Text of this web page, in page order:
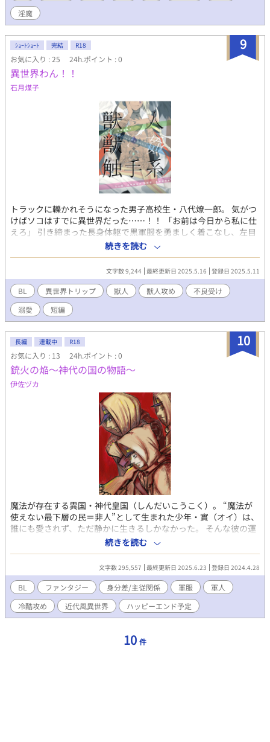
淫魔
9
ｼｮｰﾄｼｮｰﾄ 完結 R18
お気に入り : 25 24h.ポイント : 0
異世界わん！！
石月煤子
トラックに轢かれそうになった男子高校生・八代燎一郎。 気がつ
けばソコはすでに異世界だった……！！ 「お前は今日から私に仕
えろ」 引き締まった長身体躯で黒軍服を勇ましく着こなし、左目
に眼帯をつけた獣人・カミュに命じられた燎一郎であったが。
「ふざけんじゃねぇッ今すぐこの首輪外しやがれッつぅかここど
こだよッああッッ！？」 茶金髪頭で両耳ピアスのヤンキーくん、
急すぎる異世界トリップに怯えて縮こまるようなタマじゃあなか
った……。 「なんでそんなモン、俺につけやがった、カミュ」
「一目見て私の伴侶にしたいと思ったからだ」 ■ワンコ獣人×不
良男子■ ■表紙イラストは[ジュエルセイバーFREE]様のフリーコ
ンテンツを利用しています http://www.jewel-s.jp/
続きを読む
文字数 9,244 最終更新日 2025.5.16 登録日 2025.5.11
BL 異世界トリップ 獣人 獣人攻め
不良受け
溺愛
短編
10
長編 連載中 R18
お気に入り : 13 24h.ポイント : 0
銃火の焔～神代の国の物語～
伊佐ヅカ
魔法が存在する異国・神代皇国（しんだいこうこく）。 “魔法が
使えない最下層の民＝非人”として生まれた少年・實（オイ）は、
誰にも愛されず、ただ静かに生きるしかなかった。 そんな彼の運
命は、ある日、皇国の名家・宇賀神家の御曹司・辰彰（たつあ
き）を助けたことで一変する。 命を助けた礼に”養い子”として皇
都の屋敷へ引き取られ、衣食住に加え教育をも与えられる。 だ
が、迎えられた先は温かな居場所などではなく―― 上流階級の冷
たい視線と、無遠慮な噂が吹き荒れる場所だった。 「辰義様に気
に入られている？ あの年で可愛がられてるなんて、まさか……男
妾？」 「非人風情が、何の目的で皇都に？」 ひそひそと交わされ
る声に、胸の奥が軋む。 けれど實には諦めきれないものがあっ
して、“銃”という魔法に頼らない武器の開発に挑み始める。 やが
続きを読む
文字数 295,557 最終更新日 2025.6.23 登録日 2024.4.28
BL ファンタジー 身分差/主従関係 軍服
軍人
冷酷攻め
近代風異世界 ハッピーエンド予定
10 件